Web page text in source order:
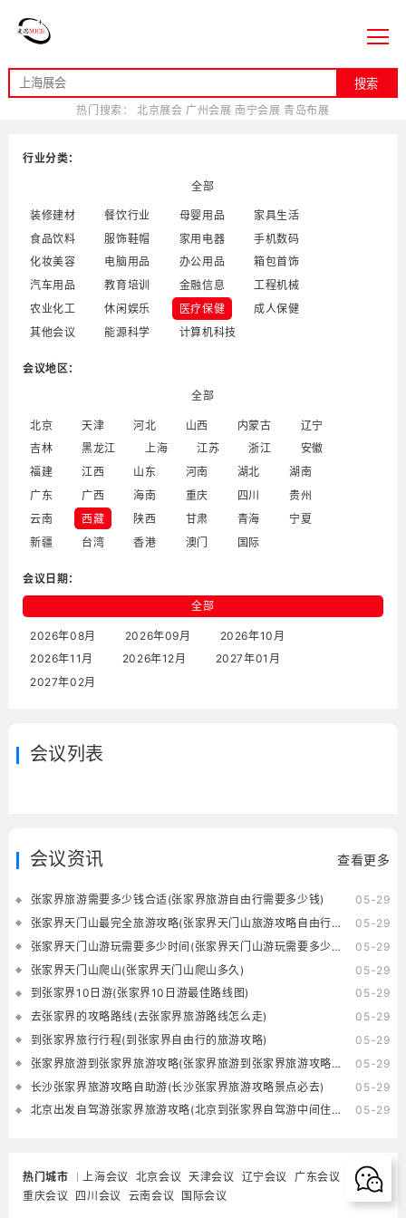
搜索
热门搜索：
北京展会 广州会展 南宁会展 青岛布展
行业分类：
全部
装修建材 餐饮行业 母婴用品
家具生活
食品饮料
服饰鞋帽 家用电器
手机数码
化妆美容
电脑用品 办公用品
箱包首饰
汽车用品
教育培训 金融信息
工程机械
农业化工
休闲娱乐 医疗保健
成人保健
其他会议
能源科学 计算机科技
会议地区：
全部
北京 天津 河北 山西 内蒙古
辽宁
吉林
黑龙江 上海 江苏 浙江
安徽
福建
江西 山东 河南 湖北
湖南
广东
广西 海南 重庆 四川
贵州
云南
西藏 陕西 甘肃 青海
宁夏
新疆
台湾 香港 澳门 国际
会议日期：
全部
2026年08月 2026年09月
2026年10月
2026年11月
2026年12月
2027年01月
2027年02月
会议列表
会议资讯 查看更多
张家界旅游需要多少钱合适(张家界旅游自由行需要多少钱)
05-29
张家界天门山最完全旅游攻略(张家界天门山旅游攻略自由行三天)
05-29
张家界天门山游玩需要多少时间(张家界天门山游玩需要多少时间的核酸)
05-29
张家界天门山爬山(张家界天门山爬山多久)
05-29
到张家界10日游(张家界10日游最佳路线图)
05-29
去张家界的攻略路线(去张家界旅游路线怎么走)
05-29
到张家界旅行行程(到张家界自由行的旅游攻略)
05-29
张家界旅游到张家界旅游攻略(张家界旅游到张家界旅游攻略一日游)
05-29
长沙张家界旅游攻略自助游(长沙张家界旅游攻略景点必去)
05-29
北京出发自驾游张家界旅游攻略(北京到张家界自驾游中间住在哪里好)
05-29
热门城市 上海会议 北京会议 天津会议 辽宁会议
广东会议
重庆会议
四川会议 云南会议 国际会议